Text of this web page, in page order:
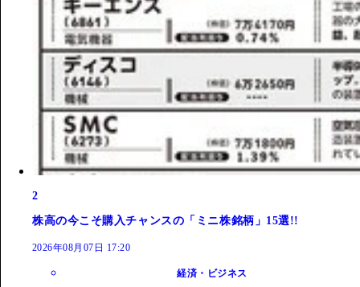
2
株高の今こそ購入チャンスの「ミニ株銘柄」15選!!
2026年08月07日 17:20
経済・ビジネス